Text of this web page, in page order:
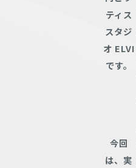
ティス
スタジ
オ ELVI
です。
今回
は、実